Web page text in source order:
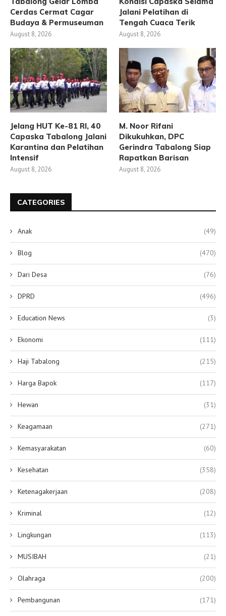
Cerdas Cermat Cagar
Budaya & Permuseuman
August 8, 2026
Jalani Pelatihan di
Tengah Cuaca Terik
August 8, 2026
Jelang HUT Ke-81 RI, 40
Capaska Tabalong Jalani
Karantina dan Pelatihan
Intensif
August 8, 2026
M. Noor Rifani
Dikukuhkan, DPC
Gerindra Tabalong Siap
Rapatkan Barisan
August 8, 2026
CATEGORIES
Anak (49)
Blog (470)
Dari Desa (76)
DPRD (496)
Education News (3)
Ekonomi (111)
Haji Tabalong (215)
Harga Bapok (117)
Hewan (31)
Keagamaan (271)
Kemasyarakatan (60)
Kesehatan (358)
Ketenagakerjaan (208)
Kriminal (12)
Lingkungan (113)
MUSIBAH (21)
Olahraga (200)
Pembangunan (171)